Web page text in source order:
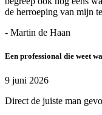
de herroeping van mijn
- Martin de Haan
Een professional die weet
9 juni 2026
Direct de juiste man